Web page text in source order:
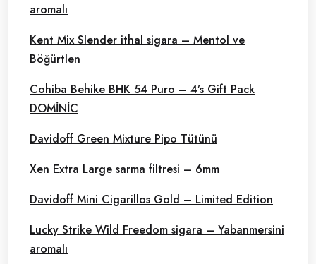
aromalı
Kent Mix Slender ithal sigara – Mentol ve
Böğürtlen
Cohiba Behike BHK 54 Puro – 4’s Gift Pack
DOMİNİC
Davidoff Green Mixture Pipo Tütünü
Xen Extra Large sarma filtresi – 6mm
Davidoff Mini Cigarillos Gold – Limited Edition
Lucky Strike Wild Freedom sigara – Yabanmersini
aromalı